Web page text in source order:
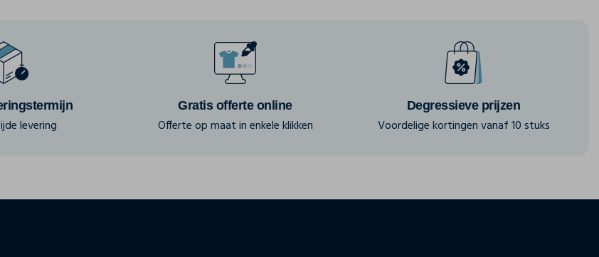
levering
Gratis offerte online
Offerte op maat in enkele klikken
Degressieve prijzen
Voordelige kortingen vanaf 10 stuks